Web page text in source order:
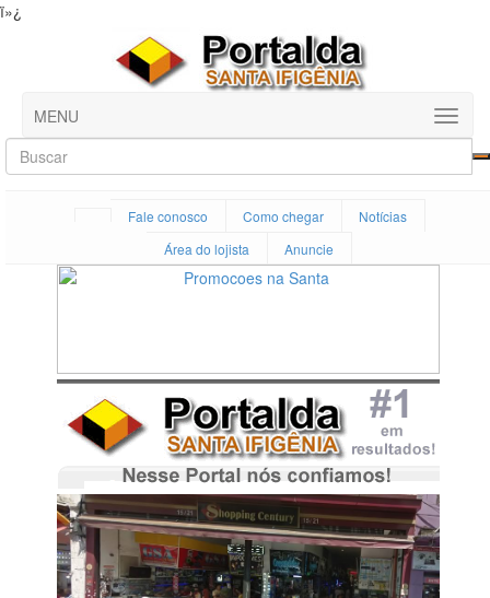
ï»¿
MENU
Fale conosco Como chegar
Notícias
Área do lojista
Anuncie